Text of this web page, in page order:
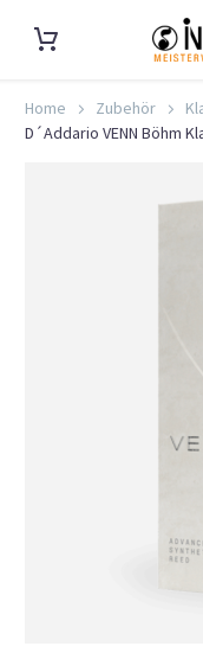
Home Zubehör
D´Addario VENN Böhm